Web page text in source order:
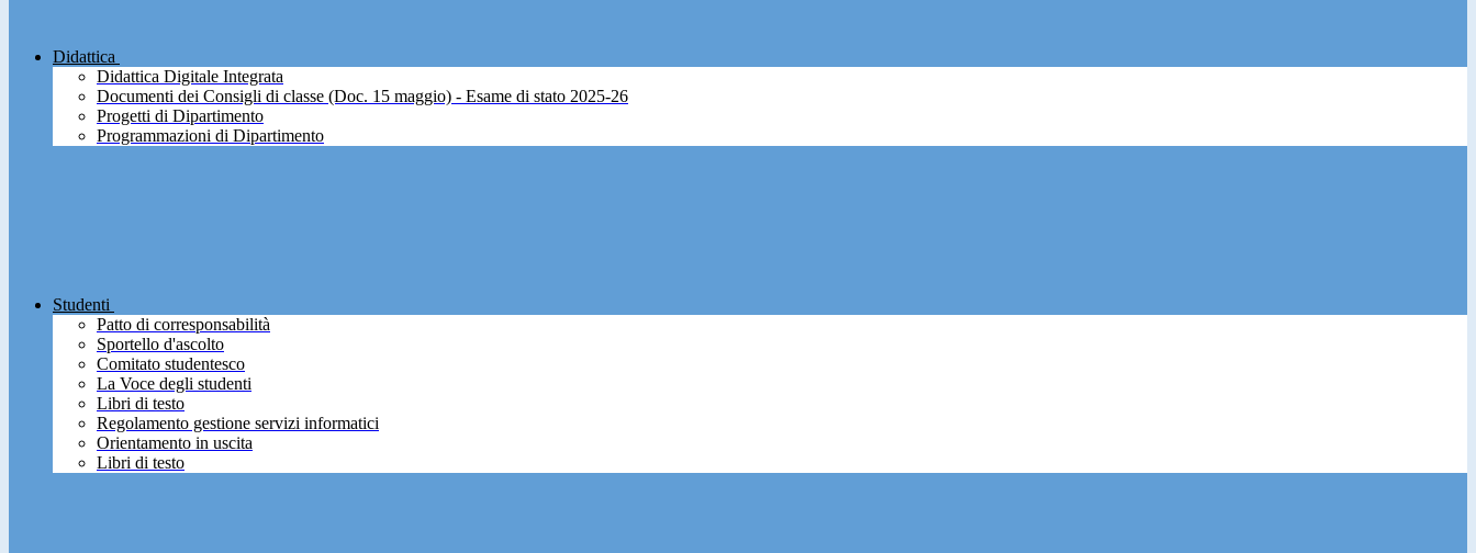
Didattica
Didattica Digitale Integrata
Documenti dei Consigli di classe (Doc. 15 maggio) - Esame di stato 2025-26
Progetti di Dipartimento
Programmazioni di Dipartimento
Studenti
Patto di corresponsabilità
Sportello d'ascolto
Comitato studentesco
La Voce degli studenti
Libri di testo
Regolamento gestione servizi informatici
Orientamento in uscita
Libri di testo